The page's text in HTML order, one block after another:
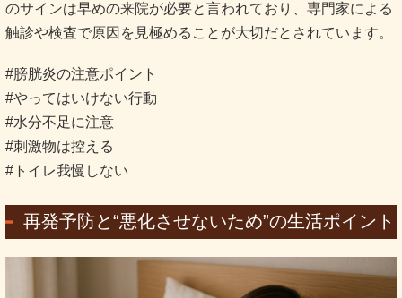
のサインは早めの来院が必要と言われており、専門家による
触診や検査で原因を見極めることが大切だとされています。
#膀胱炎の注意ポイント
#やってはいけない行動
#水分不足に注意
#刺激物は控える
#トイレ我慢しない
再発予防と“悪化させないため”の生活ポイント